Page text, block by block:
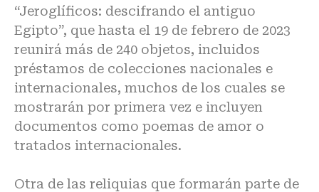
“Jeroglíficos: descifrando el antiguo
Egipto”, que hasta el 19 de febrero de 2023
reunirá más de 240 objetos, incluidos
préstamos de colecciones nacionales e
internacionales, muchos de los cuales se
mostrarán por primera vez e incluyen
documentos como poemas de amor o
tratados internacionales.
Otra de las reliquias que formarán parte de